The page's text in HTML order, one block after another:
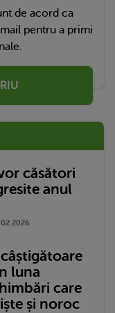
de acord ca
pentru a primi
căsători
anul
luna
care
și noroc